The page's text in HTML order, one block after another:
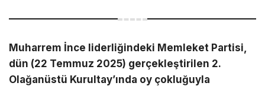
Muharrem İnce liderliğindeki Memleket Partisi,
dün (22 Temmuz 2025) gerçekleştirilen 2.
Olağanüstü Kurultay’ında oy çokluğuyla